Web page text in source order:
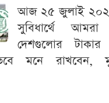
আজ ২৫ জুলাই ২০২৬
সুবিধার্থে আমরা
দেশগুলোর টাকার
মনে রাখবেন,